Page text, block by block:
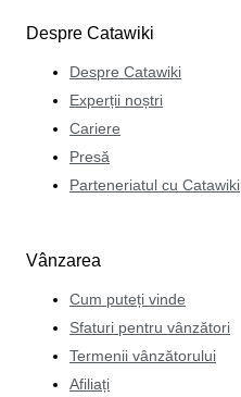
Despre Catawiki
Despre Catawiki
Experții noștri
Cariere
Presă
Parteneriatul cu Catawiki
Vânzarea
Cum puteți vinde
Sfaturi pentru vânzători
Termenii vânzătorului
Afiliați